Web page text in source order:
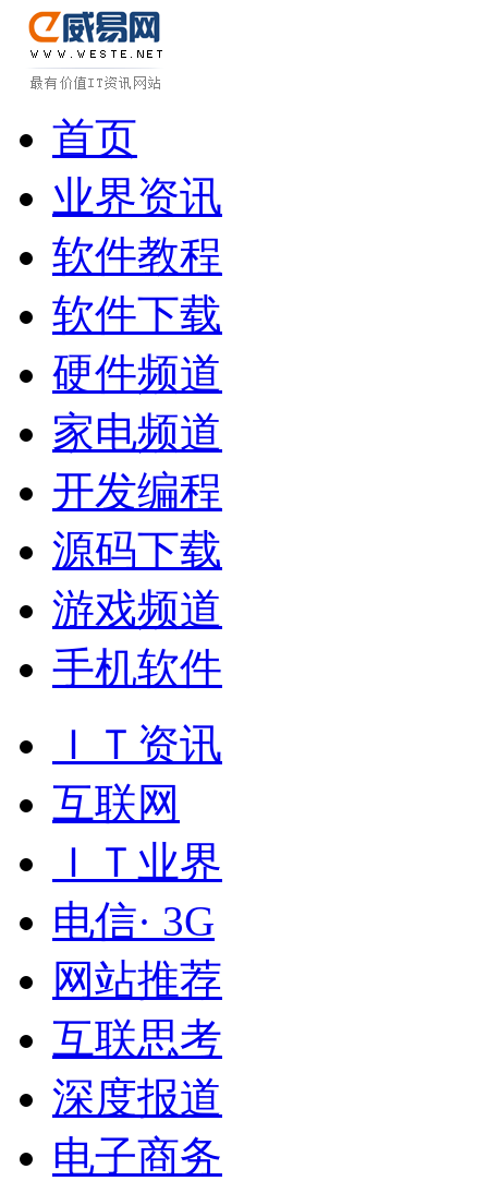
首页
业界资讯
软件教程
软件下载
硬件频道
家电频道
开发编程
源码下载
游戏频道
手机软件
ＩＴ资讯
互联网
ＩＴ业界
电信· 3G
网站推荐
互联思考
深度报道
电子商务